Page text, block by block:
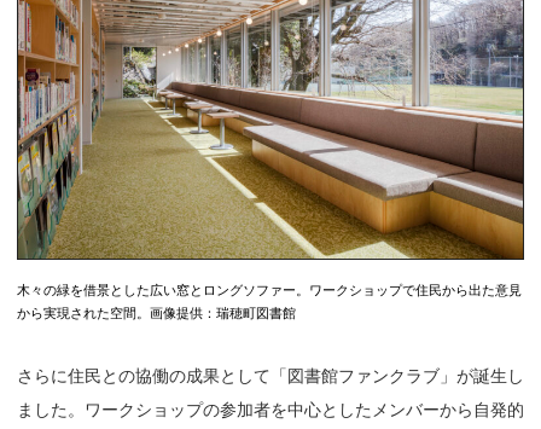
木々の緑を借景とした広い窓とロングソファー。ワークショップで住民から出た意見
から実現された空間。画像提供：瑞穂町図書館
さらに住民との協働の成果として「図書館ファンクラブ」が誕生し
ました。ワークショップの参加者を中心としたメンバーから自発的